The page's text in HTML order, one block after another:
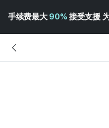
手续费最大 90% 接受支援